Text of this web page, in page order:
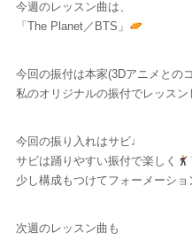
今週のレッスン曲は、
「The Planet／BTS」
今回の振付は本家(3Dアニメとの
私のオリジナルの振付でレッスン
今回の振り入れはサビ♩
サビは踊りやすい振付で楽しく
少し構成もつけてフォーメーシ
次週のレッスン曲も